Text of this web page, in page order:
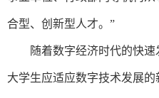
合型、创新型人才。”
随着数字经济时代的快
大学生应适应数字技术发展